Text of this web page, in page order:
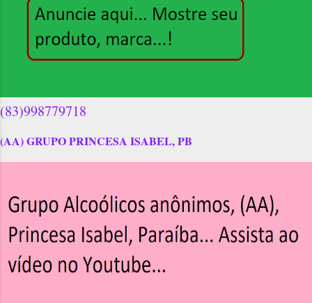
(83)998779718
(AA) GRUPO PRINCESA ISABEL, PB